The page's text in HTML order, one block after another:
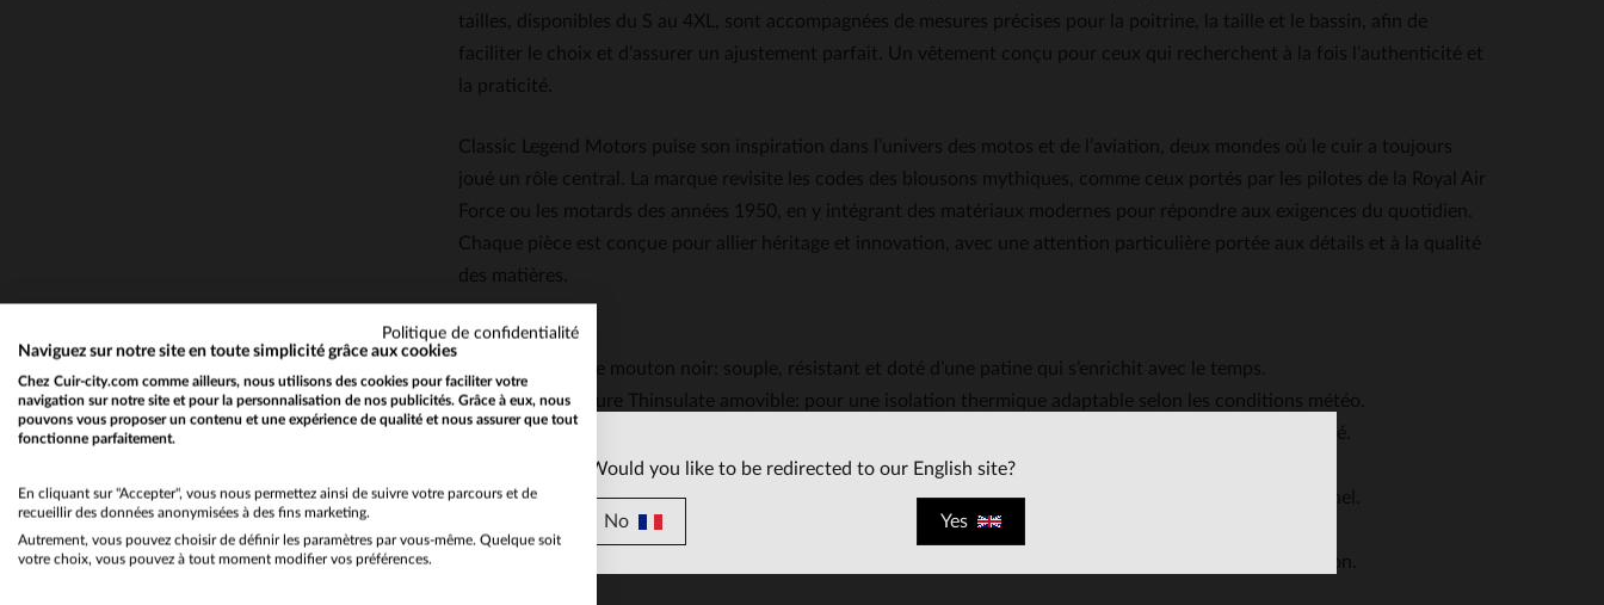
tailles, disponibles du S au 4XL, sont accompagnées de mesures précises pour la poitrine, la taille et le bassin, afin de
faciliter le choix et d’assurer un ajustement parfait. Un vêtement conçu pour ceux qui recherchent à la fois l’authenticité et
la praticité.
Classic Legend Motors puise son inspiration dans l’univers des motos et de l’aviation, deux mondes où le cuir a toujours
joué un rôle central. La marque revisite les codes des blousons mythiques, comme ceux portés par les pilotes de la Royal Air
Force ou les motards des années 1950, en y intégrant des matériaux modernes pour répondre aux exigences du quotidien.
Chaque pièce est conçue pour allier héritage et innovation, avec une attention particulière portée aux détails et à la qualité
des matières.
Caractéristiques
Cuir de mouton noir: souple, résistant et doté d’une patine qui s’enrichit avec le temps.
Doublure Thinsulate amovible: pour une isolation thermique adaptable selon les conditions météo.
Doublure intérieure en coton imprimé rouge: un détail discret qui ajoute une touche d’originalité.
Coupe regular: un ajustement classique qui convient à la plupart des morphologies.
Col chemise: un élément emblématique des blousons aviateurs, à la fois esthétique et fonctionnel.
Tailles disponibles du S au 4XL: avec des mesures précises pour un ajustement optimal.
Adapté à toutes les saisons: grâce à sa doublure modulable et à la respirabilité du cuir de mouton.
Would you like to be redirected to our English site?
No Yes
Politique de confidentialité
Naviguez sur notre site en toute simplicité grâce aux cookies
Chez Cuir-city.com comme ailleurs, nous utilisons des cookies pour faciliter votre
navigation sur notre site et pour la personnalisation de nos publicités. Grâce à eux, nous
pouvons vous proposer un contenu et une expérience de qualité et nous assurer que tout
fonctionne parfaitement.
En cliquant sur "Accepter", vous nous permettez ainsi de suivre votre parcours et de
recueillir des données anonymisées à des fins marketing.
Autrement, vous pouvez choisir de définir les paramètres par vous-même. Quelque soit
votre choix, vous pouvez à tout moment modifier vos préférences.